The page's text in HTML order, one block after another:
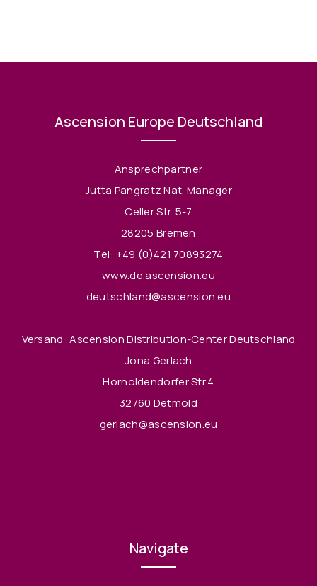
Ascension Europe Deutschland
Ansprechpartner
Jutta Pangratz Nat. Manager
Celler Str. 5-7
28205 Bremen
Tel: +49 (0)421 70893274
www.de.ascension.eu
deutschland@ascension.eu
Versand: Ascension Distribution-Center Deutschland
Jona Gerlach
Hornoldendorfer Str.4
32760 Detmold
gerlach@ascension.eu
Navigate